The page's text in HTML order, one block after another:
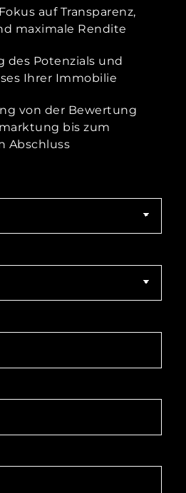
auf Transparenz,
maximale Rendite
des Potenzials und
Ihrer Immobilie
von der Bewertung
bis zum
Abschluss